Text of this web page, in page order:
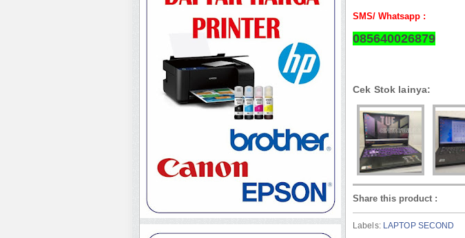
SMS/ Whatsapp :
085640026879
Cek Stok lainya:
Share this product :
Labels: LAPTOP SECOND